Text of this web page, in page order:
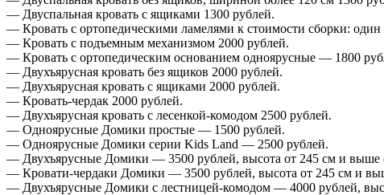
— Двуспальная кровать с ящиками 1300 рублей.
— Кровать с ортопедическими ламелями к стоимости сборки:
— Кровать с подъемным механизмом 2000 рублей.
— Кровать с ортопедическим основанием одноярусные — 1800
— Двухъярусная кровать без ящиков 2000 рублей.
— Двухъярусная кровать с ящиками 2000 рублей.
— Кровать-чердак 2000 рублей.
— Двухъярусная кровать с лесенкой-комодом 2500 рублей.
— Одноярусные Домики простые — 1500 рублей.
— Одноярусные Домики серии Kids Land — 2500 рублей.
— Двухъярусные Домики — 3500 рублей, высота от 245 см и выше
— Кровати-чердаки Домики — 3500 рублей, высота от 245 см и
— Двухъярусные Домики с лестницей-комодом — 4000 рублей,